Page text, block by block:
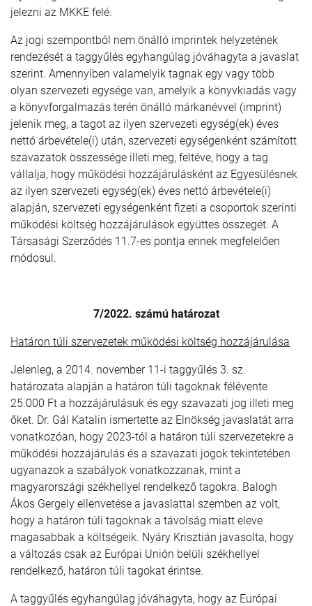
jelezni az MKKE felé.
Az jogi szempontból nem önálló imprintek helyzetének
rendezését a taggyűlés egyhangúlag jóváhagyta a javaslat
szerint. Amennyiben valamelyik tagnak egy vagy több
olyan szervezeti egysége van, amelyik a könyvkiadás vagy
a könyvforgalmazás terén önálló márkanévvel (imprint)
jelenik meg, a tagot az ilyen szervezeti egység(ek) éves
nettó árbevétele(i) után, szervezeti egységenként számított
szavazatok összessége illeti meg, feltéve, hogy a tag
vállalja, hogy működési hozzájárulásként az Egyesülésnek
az ilyen szervezeti egység(ek) éves nettó árbevétele(i)
alapján, szervezeti egységenként fizeti a csoportok szerinti
működési költség hozzájárulások együttes összegét. A
Társasági Szerződés 11.7-es pontja ennek megfelelően
módosul.
7/2022. számú határozat
Határon túli szervezetek működési költség hozzájárulása
Jelenleg, a 2014. november 11-i taggyűlés 3. sz.
határozata alapján a határon túli tagoknak félévente
25.000 Ft a hozzájárulásuk és egy szavazati jog illeti meg
őket. Dr. Gál Katalin ismertette az Elnökség javaslatát arra
vonatkozóan, hogy 2023-tól a határon túli szervezetekre a
működési hozzájárulás és a szavazati jogok tekintetében
ugyanazok a szabályok vonatkozzanak, mint a
magyarországi székhellyel rendelkező tagokra. Balogh
Ákos Gergely ellenvetése a javaslattal szemben az volt,
hogy a határon túli tagoknak a távolság miatt eleve
magasabbak a költségeik. Nyáry Krisztián javasolta, hogy
a változás csak az Európai Unión belüli székhellyel
rendelkező, határon túli tagokat érintse.
A taggyűlés egyhangúlag jóváhagyta, hogy az Európai